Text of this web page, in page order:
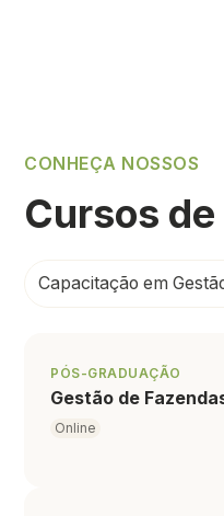
CONHEÇA NOSSOS
Cursos de
Capacitação em
PÓS-GRADUAÇÃO
Gestão de
Online